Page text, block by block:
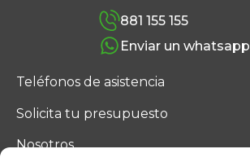
881 155 155
Enviar un whatsapp
Teléfonos de asistencia
Solicita tu presupuesto
Nosotros